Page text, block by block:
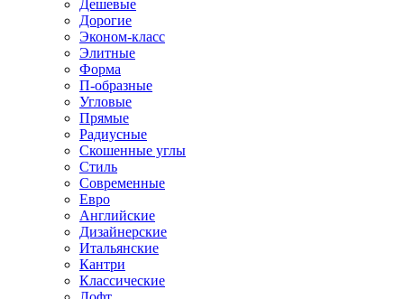
Дешевые
Дорогие
Эконом-класс
Элитные
Форма
П-образные
Угловые
Прямые
Радиусные
Скошенные углы
Стиль
Современные
Евро
Английские
Дизайнерские
Итальянские
Кантри
Классические